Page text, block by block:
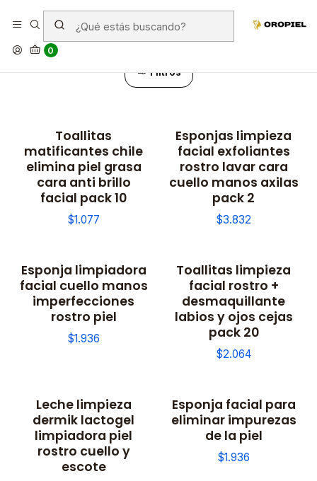
0
Limpiadoras - Geles - Peeling
Filtros
Toallitas
matificantes chile
elimina piel grasa
cara anti brillo
facial pack 10
$1.077
Esponjas limpieza
facial exfoliantes
rostro lavar cara
cuello manos axilas
pack 2
$3.832
Esponja limpiadora
facial cuello manos
imperfecciones
rostro piel
$1.936
Toallitas limpieza
facial rostro +
desmaquillante
labios y ojos cejas
pack 20
$2.064
Leche limpieza
dermik lactogel
limpiadora piel
rostro cuello y
escote
Esponja facial para
eliminar impurezas
de la piel
$1.936